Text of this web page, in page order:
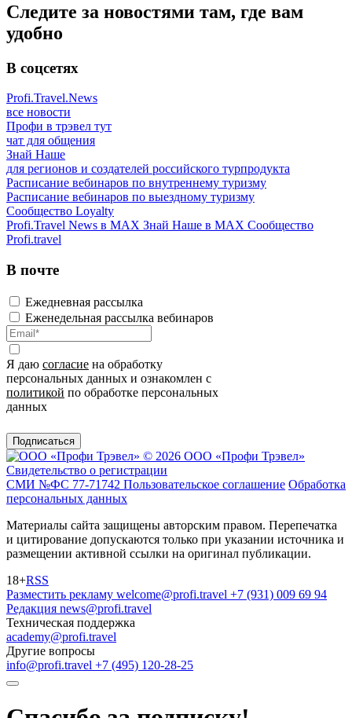
Следите за новостями там, где вам
удобно
В соцсетях
Profi.Travel.News
все новости
Профи в трэвел тут
чат для общения
Знай Наше
для регионов и создателей российского турпродукта
Расписание вебинаров по внутреннему туризму
Расписание вебинаров по выездному туризму
Сообщество Loyalty
Profi.Travel News в MAX Знай Наше в MAX Сообщество
Profi.travel
В почте
Ежедневная рассылка
Еженедельная рассылка вебинаров
Я даю согласие на обработку
персональных данных и ознакомлен с
политикой по обработке персональных
данных
Подписаться
© 2026 ООО «Профи Трэвeл»
Свидетельство о регистрации
СМИ №ФС 77-71742 Пользовательское соглашение Обработка
персональных данных
Материалы сайта защищены авторским правом. Перепечатка
и цитирование допускаются только при указании источника и
размещении активной ссылки на оригинал публикации.
18+RSS
Разместить рекламу welcome@profi.travel +7 (931) 009 69 94
Редакция news@profi.travel
Техническая поддержка
academy@profi.travel
Другие вопросы
info@profi.travel +7 (495) 120-28-25